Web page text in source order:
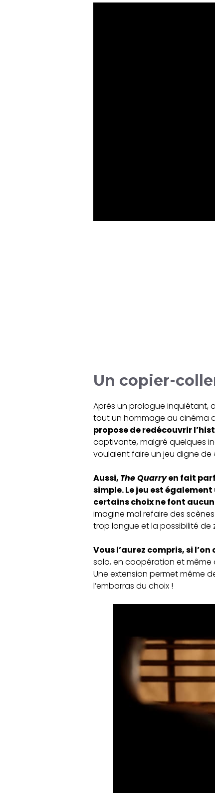
Un copier-
Après un prologue inquiétant,
tout un hommage au cinéma
propose de redécouvrir
captivante, malgré quelques
voulaient faire un jeu digne de
Aussi, The Quarryen fait
simple. Le jeu est
certains choix ne font
imagine mal refaire des
trop longue et la possibilité de
Vous l’aurez compris, si
solo, en coopération et même
Une extension permet même
l’embarras du choix !